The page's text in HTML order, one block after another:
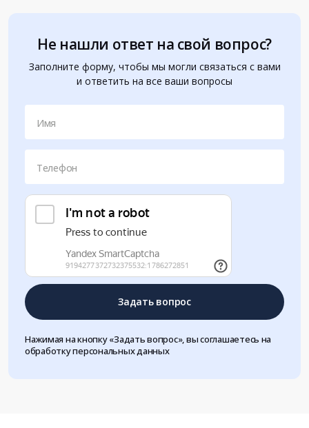
Не нашли ответ на свой вопрос?
Заполните форму, чтобы мы могли связаться с вами
и ответить на все ваши вопросы
Имя
Телефон
Задать вопрос
Нажимая на кнопку «Задать вопрос», вы соглашаетесь на
обработку персональных данных